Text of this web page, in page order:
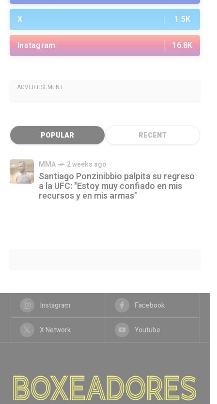
X 1.5K
Instagram 16.8K
ADVERTISEMENT
POPULAR RECENT
MMA 2 weeks ago
Santiago Ponzinibbio palpita su regreso
a la UFC: "Estoy muy confiado en mis
recursos y en mis armas"
Instagram Facebook
X Network Youtube